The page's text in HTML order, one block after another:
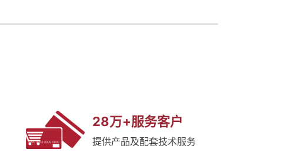
28万+服务客户
提供产品及配套技术服务